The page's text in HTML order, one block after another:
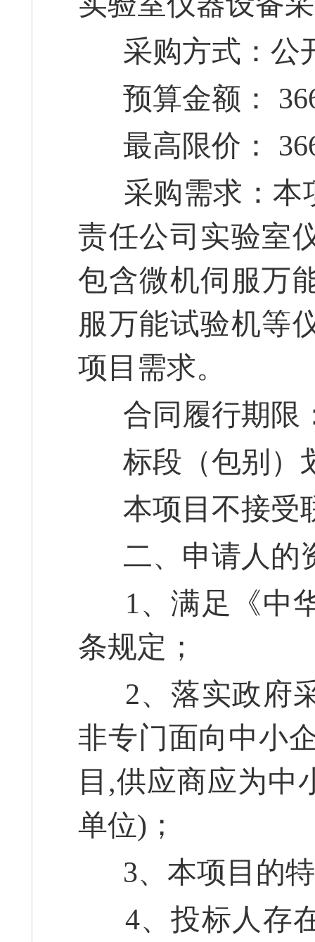
采购方式：公
预算金额：
最高限价：
采购需求：本
责任公司实验室
包含微机伺服万
服万能试验机等
项目需求。
合同履行期限
标段（包别）
本项目不接受
二、申请人的
1、满足《中
条规定；
2、落实政府
非专门面向中小
目,供应商应为中
单位)；
3、本项目的特
4、投标人存